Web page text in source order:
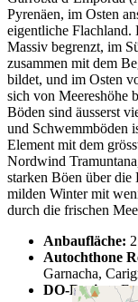
Pyrenäen, im Osten
eigentliche
Massiv begrenzt, im
zusammen mit dem
bildet, und im Osten
sich von Meereshöhe
Böden sind äusserst
und Schwemmböden
Element mit dem
Nordwind
starken Böen über die
milden Winter mit
durch die frischen
Anbaufläche:
Autochthone
Garnacha,
DO-Region: